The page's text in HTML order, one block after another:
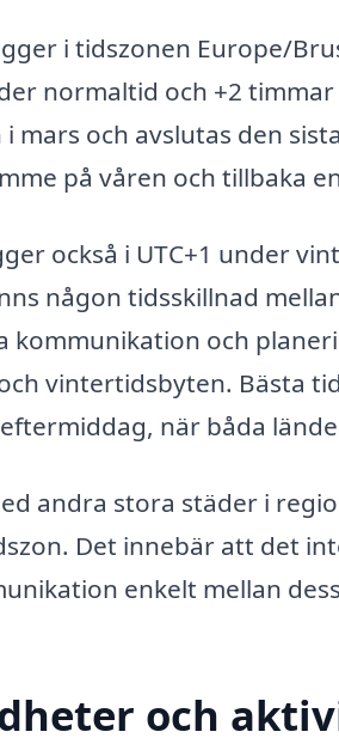
i tidszonen Europe/
normaltid och +2
mars och avslutas den
på våren och tillbaka
också i UTC+1 under
någon tidsskillnad
kommunikation och
vintertidsbyten. Bästa
när båda
andra stora städer i
Det innebär att det
enkelt mellan
och